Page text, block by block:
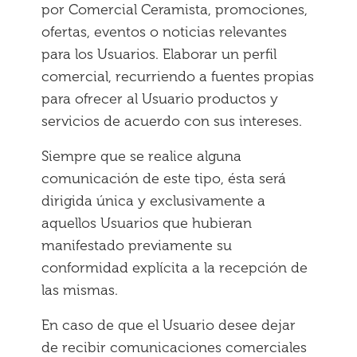
por Comercial Ceramista, promociones,
ofertas, eventos o noticias relevantes
para los Usuarios. Elaborar un perfil
comercial, recurriendo a fuentes propias
para ofrecer al Usuario productos y
servicios de acuerdo con sus intereses.
Siempre que se realice alguna
comunicación de este tipo, ésta será
dirigida única y exclusivamente a
aquellos Usuarios que hubieran
manifestado previamente su
conformidad explícita a la recepción de
las mismas.
En caso de que el Usuario desee dejar
de recibir comunicaciones comerciales